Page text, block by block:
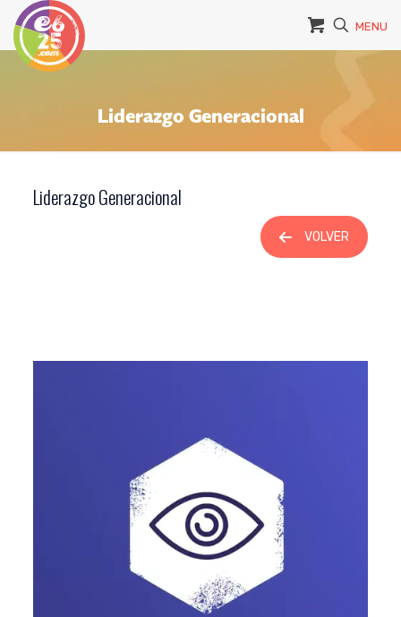
MENU
Liderazgo Generacional
Liderazgo Generacional
VOLVER